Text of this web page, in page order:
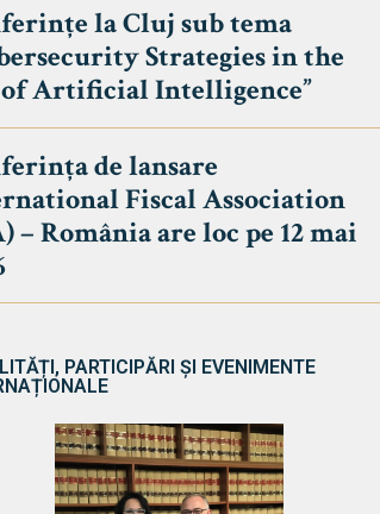
la Cluj sub tema
Strategies in the
Artificial Intelligence”
de lansare
Fiscal Association
– România are loc pe 12 mai
PARTICIPĂRI ȘI EVENIMENTE